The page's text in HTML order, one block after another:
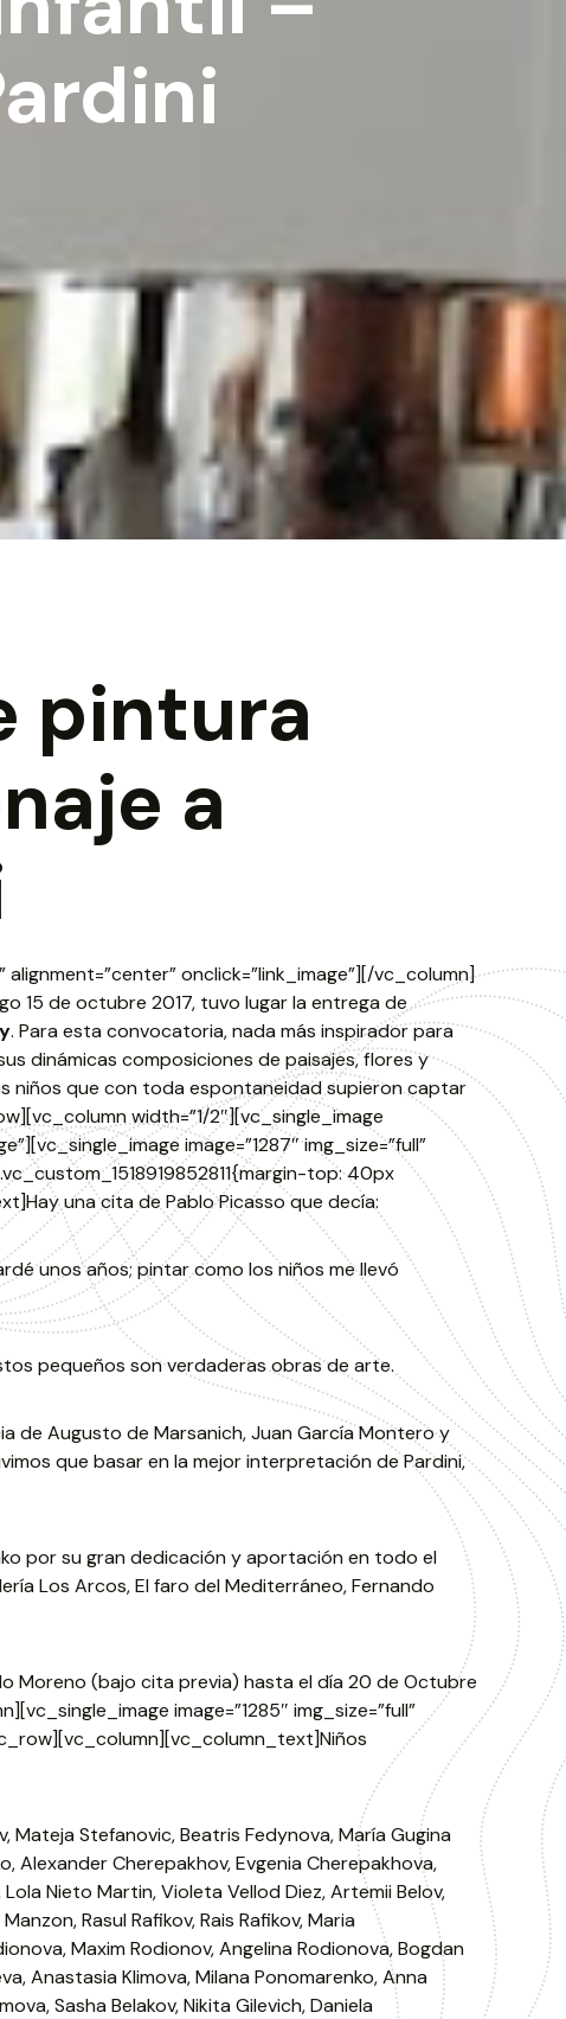
pintura
a
alignment=”center” onclick=”link_image”][/vc_column]
15 de octubre 2017, tuvo lugar la entrega de
. Para esta convocatoria, nada más inspirador para
dinámicas composiciones de paisajes, flores y
niños que con toda espontaneidad supieron captar
width=”1/2″][vc_single_image
image=”1287″ img_size=”full”
top: 40px
una cita de Pablo Picasso que decía:
unos años; pintar como los niños me llevó
pequeños son verdaderas obras de arte.
de Augusto de Marsanich, Juan García Montero y
que basar en la mejor interpretación de Pardini,
por su gran dedicación y aportación en todo el
Los Arcos, El faro del Mediterráneo, Fernando
Moreno (bajo cita previa) hasta el día 20 de Octubre
image=”1285″ img_size=”full”
Mateja Stefanovic, Beatris Fedynova, María Gugina
Alexander Cherepakhov, Evgenia Cherepakhova,
Nieto Martin, Violeta Vellod Diez, Artemii Belov,
Rasul Rafikov, Rais Rafikov, Maria
Maxim Rodionov, Angelina Rodionova, Bogdan
Anastasia Klimova, Milana Ponomarenko, Anna
Sasha Belakov, Nikita Gilevich, Daniela